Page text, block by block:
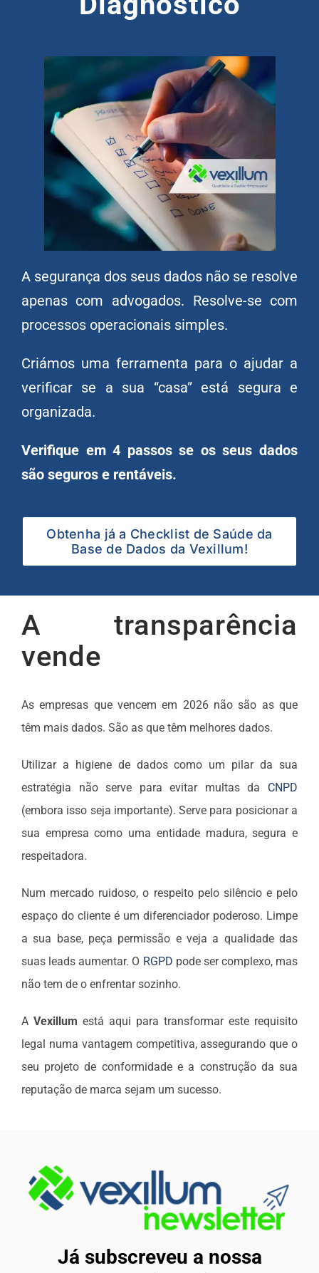
A segurança dos seus dados não se resolve
apenas com advogados. Resolve-se com
processos operacionais simples.
Criámos uma ferramenta para o ajudar a
verificar se a sua “casa” está segura e
organizada.
Verifique em 4 passos se os seus dados
são seguros e rentáveis.
Obtenha já a Checklist de Saúde da
Base de Dados da Vexillum!
A transparência
vende
As empresas que vencem em 2026 não são as que
têm mais dados. São as que têm melhores dados.
Utilizar a higiene de dados como um pilar da sua
estratégia não serve para evitar multas da CNPD
(embora isso seja importante). Serve para posicionar a
sua empresa como uma entidade madura, segura e
respeitadora.
Num mercado ruidoso, o respeito pelo silêncio e pelo
espaço do cliente é um diferenciador poderoso. Limpe
a sua base, peça permissão e veja a qualidade das
suas leads aumentar. O RGPD pode ser complexo, mas
não tem de o enfrentar sozinho.
A Vexillum está aqui para transformar este requisito
legal numa vantagem competitiva, assegurando que o
seu projeto de conformidade e a construção da sua
reputação de marca sejam um sucesso.
Já subscreveu a nossa